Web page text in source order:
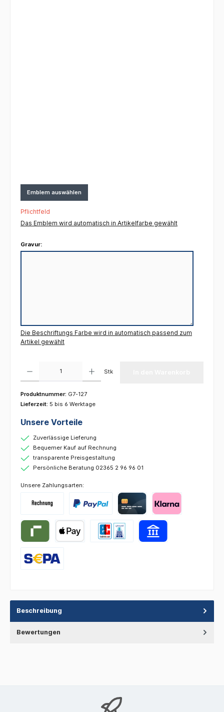
Emblem auswählen
Pflichtfeld
Das Emblem wird automatisch in Artikelfarbe gewählt
Gravur:
Die Beschriftungs Farbe wird in automatisch passend zum
Artikel gewählt
Stk
Produktnummer: G7-127
Lieferzeit: 5 bis 6 Werktage
Unsere Vorteile
Zuverlässige Lieferung
Bequemer Kauf auf Rechnung
transparente Preisgestaltung
Persönliche Beratung 02365 2 96 96 01
Unsere Zahlungsarten:
Beschreibung
Bewertungen